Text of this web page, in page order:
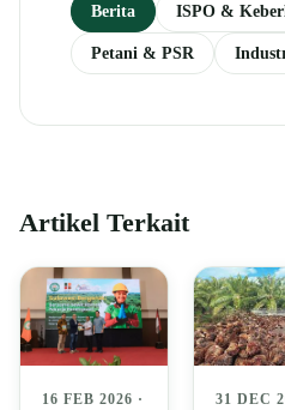
Berita ISPO &
Petani & PSR
Artikel Terkait
16 FEB 2026 · 31 DEC